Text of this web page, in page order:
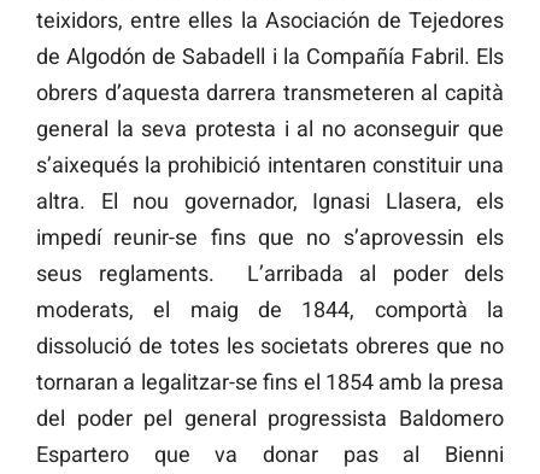
teixidors, entre elles la Asociación de Tejedores
de Algodón de Sabadell i la Compañía Fabril. Els
obrers d’aquesta darrera transmeteren al capità
general la seva protesta i al no aconseguir que
s’aixequés la prohibició intentaren constituir una
altra. El nou governador, Ignasi Llasera, els
impedí reunir-se fins que no s’aprovessin els
seus reglaments. L’arribada al poder dels
moderats, el maig de 1844, comportà la
dissolució de totes les societats obreres que no
tornaran a legalitzar-se fins el 1854 amb la presa
del poder pel general progressista Baldomero
Espartero que va donar pas al Bienni